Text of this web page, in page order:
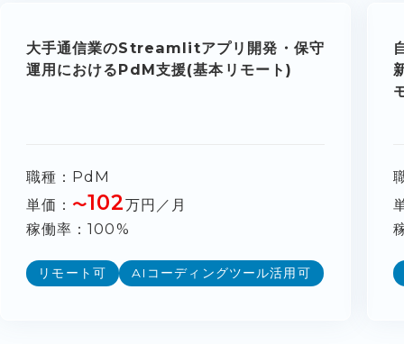
大手通信業のStreamlitアプリ開発・保守
運用におけるPdM支援(基本リモート)
職種
PdM
単価
〜102万円／月
稼働率
100%
リモート可 AIコーディングツール活用可